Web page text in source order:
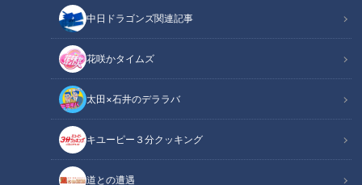
中日ドラゴンズ関連記事
花咲かタイムズ
太田×石井のデララバ
キユーピー３分クッキング
道との遭遇
『ＣＢＣラジオ #プラス！』では、新聞記事をもとに、地元愛
知県の話題を取り上げています。5月7日の放送では、愛知県
豊田市で達成したSLの独学修復プロジェクトと、名古屋市の
老舗児童劇団「劇団うりんこ」の劇場閉館について取り上げま
した。“再生“と“幕引き“といった真逆のニュースについて、宮
部和裕アナウンサーと山本衿奈が語ります。